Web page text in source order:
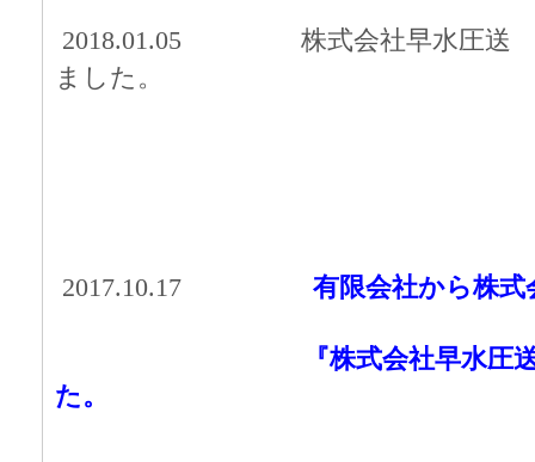
2018.01.05 株式会社早水圧送
ました。
2017.10.17 有限会社から株
『株式会社早水圧送』へ
た。